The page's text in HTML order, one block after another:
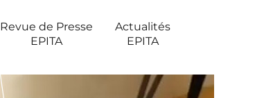
Revue de Presse
EPITA
Actualités
EPITA